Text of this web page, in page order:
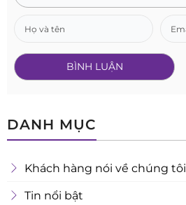
DANH MỤC
Khách hàng nói về chúng tôi
Tin nổi bật